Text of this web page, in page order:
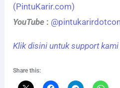
(PintuKarir.com)
YouTube :
Klik disini untuk support kami
Share this: